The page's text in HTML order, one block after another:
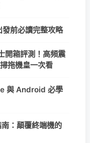
前必讀完整攻略
開箱評測！高頻震
拖機皇一次看
與 Android 必學
：顛覆終端機的